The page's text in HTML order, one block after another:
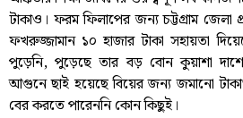
টাকাও। ফরম ফিলাপের জন্য চট্টগ্রাম জেলা
ফখরুজ্জামান ১০ হাজার টাকা সহায়তা
পুড়েনি, পুড়েছে তার বড় বোন কুয়াশা
আগুনে ছাই হয়েছে বিয়ের জন্য জমানো
বের করতে পারেননি কোন কিছুই।